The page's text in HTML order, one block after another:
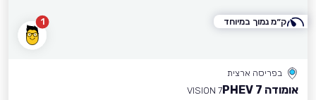
1
בפריסה ארצית
אומודה 7 PHEV
VISION 7
ק״מ נמוך במיוחד